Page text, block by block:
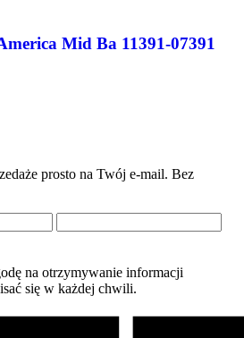
Mid Ba 11391-07391
prosto na Twój e-mail. Bez
na otrzymywanie informacji
się w każdej chwili.